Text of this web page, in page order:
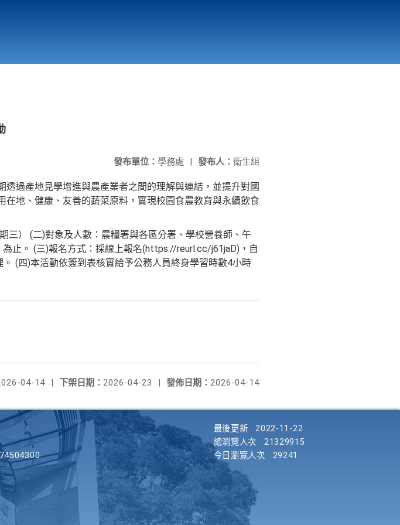
發布人： 衛生組
發布單位： 學務處 |
過產地見學增進與農產業者之間的理解與連結，並提升對國
地、健康、友善的蔬菜原料，實現校園食農教育與永續飲食
三） (二)對象及人數：農糧署與各區分署、學校營養師、午
止。 (三)報名方式：採線上報名(https://reurl.cc/j61jaD)，自
(四)本活動依簽到表核實給予公務人員終身學習時數4小時
發佈日期： 2026-04-14
下架日期： 2026-04-23 |
04-14 |
最後更新
2022-11-22
總瀏覽人次
21329915
今日瀏覽人次
29241